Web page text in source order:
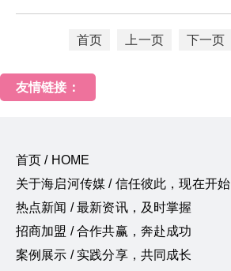
首页 上一页 下一页
友情链接：
首页 / HOME
关于海启河传媒 / 信任彼此，现在开始
热点新闻 / 最新资讯，及时掌握
招商加盟 / 合作共赢，奔赴成功
案例展示 / 实践分享，共同成长